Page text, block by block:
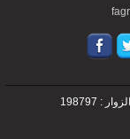
الزوار : 198797